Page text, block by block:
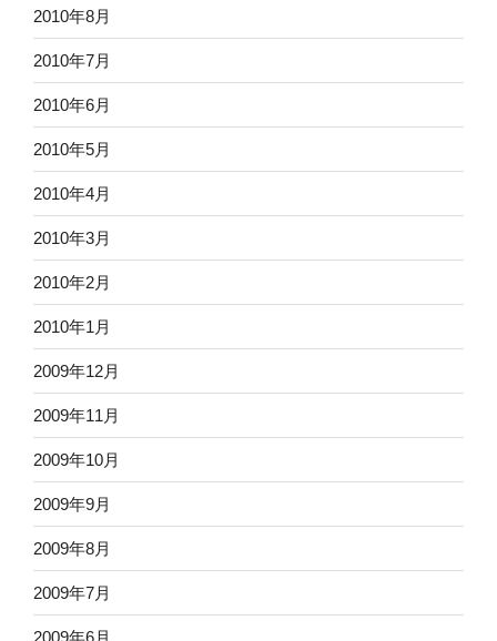
2010年8月
2010年7月
2010年6月
2010年5月
2010年4月
2010年3月
2010年2月
2010年1月
2009年12月
2009年11月
2009年10月
2009年9月
2009年8月
2009年7月
2009年6月